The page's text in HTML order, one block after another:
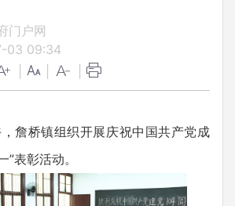
门户网
03 09:34
桥镇组织开展庆祝中国共产党成
”表彰活动。